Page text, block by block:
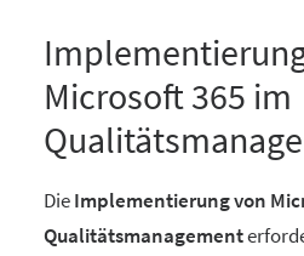
Microsoft 365 im
DieImplementierung von
Qualitätsmanagement